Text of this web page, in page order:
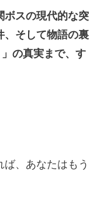
ボスの現代的な突
、そして物語の裏
の真実まで、す
、あなたはもう